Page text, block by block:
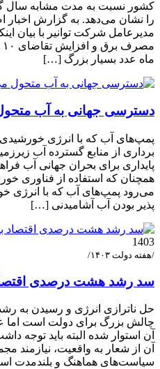
را نشان می‌دهد. به گزارش
ماه عدد بسیار بزرگ […]
دسترسی جهانی به آب
پمپ‌های آب که با انرژی خورشیدی
برداری از منابع گسترده آب
پایداری برای بحران جهانی آب
همچنان که استفاده از فناوری
می‌رود پمپ‌های آب که با انرژی
پذیر بودن آب آشامیدنی […]
1403
/هفته دولت ۱۴۰۳/
سد رشد هشت درصدی
چالش بزرگ برای دولت است اما
آن استوار شده البته باید توجه
آن از شعار به واقعیت، نیازمند
سیاست‌های هماهنگ و بلندمدت